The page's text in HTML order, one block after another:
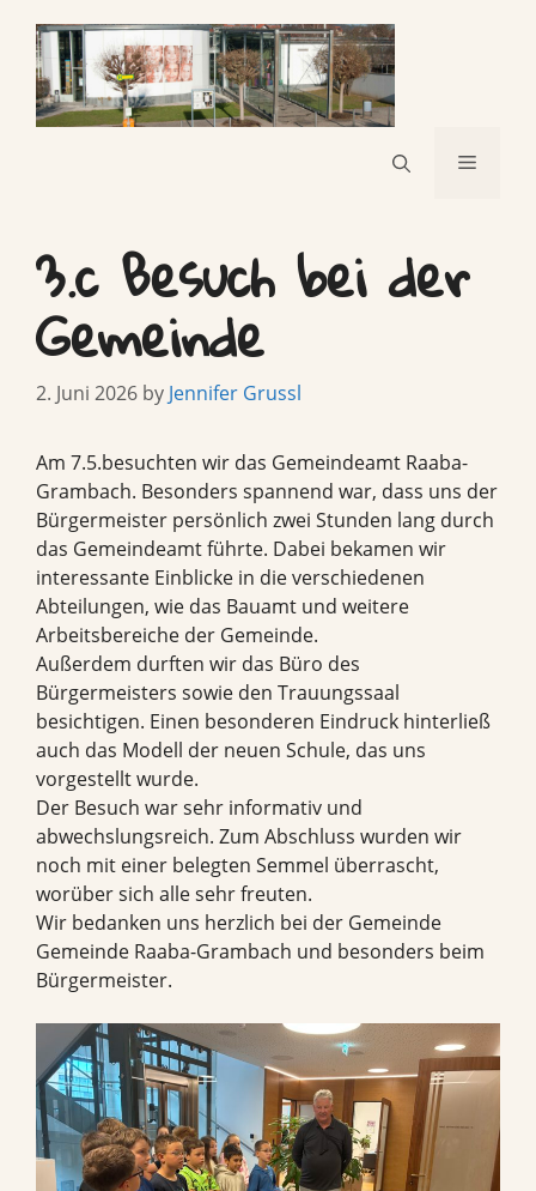
content
Menu
3.c Besuch bei der
Gemeinde
2. Juni 2026 by Jennifer Grussl
Am 7.5.besuchten wir das Gemeindeamt Raaba-
Grambach. Besonders spannend war, dass uns der
Bürgermeister persönlich zwei Stunden lang durch
das Gemeindeamt führte. Dabei bekamen wir
interessante Einblicke in die verschiedenen
Abteilungen, wie das Bauamt und weitere
Arbeitsbereiche der Gemeinde.
Außerdem durften wir das Büro des
Bürgermeisters sowie den Trauungssaal
besichtigen. Einen besonderen Eindruck hinterließ
auch das Modell der neuen Schule, das uns
vorgestellt wurde.
Der Besuch war sehr informativ und
abwechslungsreich. Zum Abschluss wurden wir
noch mit einer belegten Semmel überrascht,
worüber sich alle sehr freuten.
Wir bedanken uns herzlich bei der Gemeinde
Gemeinde Raaba-Grambach und besonders beim
Bürgermeister.